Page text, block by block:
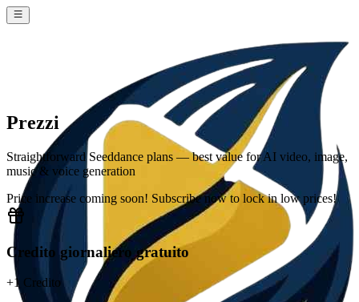
Prezzi
Straightforward Seeddance plans — best value for AI video, image,
music & voice generation
Price increase coming soon! Subscribe now to lock in low prices!
Credito giornaliero gratuito
+1 Credito